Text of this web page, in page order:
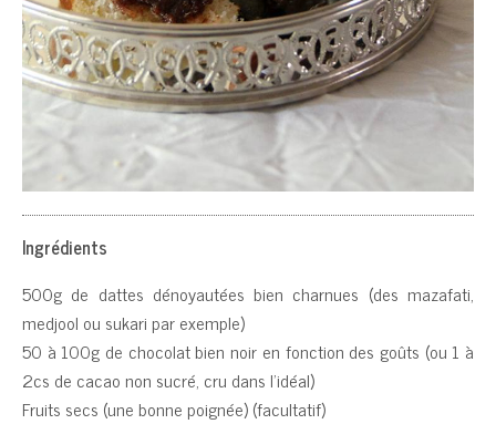
Ingrédients
500g de dattes dénoyautées bien charnues (des mazafati,
medjool ou sukari par exemple)
50 à 100g de chocolat bien noir en fonction des goûts (ou 1 à
2cs de cacao non sucré, cru dans l’idéal)
Fruits secs (une bonne poignée) (facultatif)